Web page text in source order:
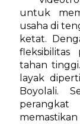
untuk
usaha di
ketat.
fleksibilitas
tahan
layak
Boyolali.